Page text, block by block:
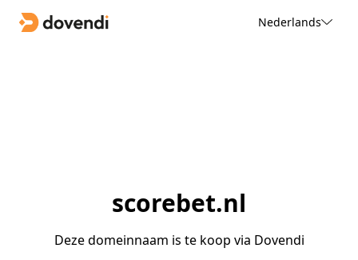
Nederlands
scorebet.nl
Deze domeinnaam is te koop via Dovendi